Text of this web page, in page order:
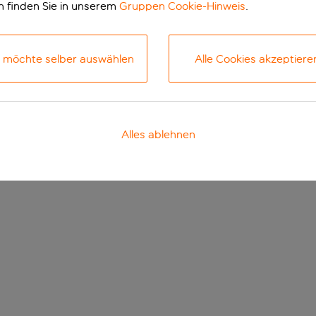
finden Sie in unserem Gruppen Cookie-Hinweis.
möchte selber auswählen Alle Cookies
Alles ablehnen